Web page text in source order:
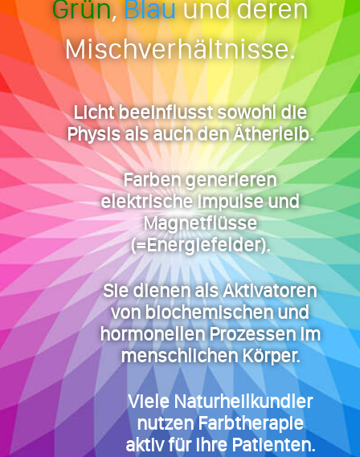
Grün,Blauund deren
Mischverhältnisse.
Licht beeinflusst sowohl die
Physis als auch den Ätherleib.
Farben generieren
elektrische Impulse und
Magnetflüsse
(=Energiefelder).
Sie dienen als Aktivatoren
von biochemischen und
hormonellen Prozessen im
menschlichen Körper.
Viele Naturheilkundler
nutzen Farbtherapie
aktiv für ihre Patienten.